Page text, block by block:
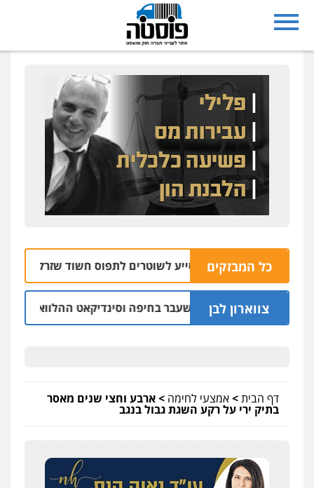
כל המבזקים
משטרתי מסייע לשוטרים לתפוס חשוד שזרק אקדח בנצרת
צווארון לבן
יו"ר ש"ס לשעבר בחיפה וסינדיקאט ההלוואות של משפחת
דף הבית>אמצעי לחימה >ארבע וחצי שנים מאסר
בתיק ירי על רקע השגת גבול בנגב